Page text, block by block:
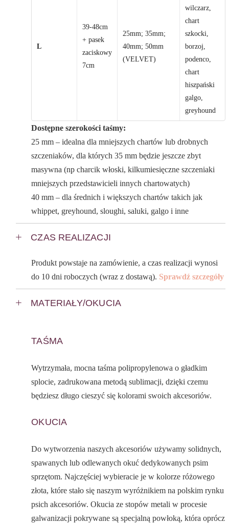
L
39-48cm
+ pasek
zaciskowy
7cm
25mm; 35mm;
40mm; 50mm
(VELVET)
wilczarz,
chart
szkocki,
borzoj,
podenco,
chart
hiszpański
galgo,
greyhound
Dostępne szerokości taśmy:
25 mm – idealna dla mniejszych chartów lub drobnych
szczeniaków, dla których 35 mm będzie jeszcze zbyt
masywna (np charcik włoski, kilkumiesięczne szczeniaki
mniejszych przedstawicieli innych chartowatych)
40 mm – dla średnich i większych chartów takich jak
whippet, greyhound, sloughi, saluki, galgo i inne
CZAS REALIZACJI
Produkt powstaje na zamówienie, a czas realizacji wynosi
do 10 dni roboczych (wraz z dostawą). Sprawdź szczegóły
MATERIAŁY/OKUCIA
TAŚMA
Wytrzymała, mocna taśma polipropylenowa o gładkim
splocie, zadrukowana metodą sublimacji, dzięki czemu
będziesz długo cieszyć się kolorami swoich akcesoriów.
OKUCIA
Do wytworzenia naszych akcesoriów używamy solidnych,
spawanych lub odlewanych okuć dedykowanych psim
sprzętom. Najczęściej wybieracie je w kolorze różowego
złota, które stało się naszym wyróżnikiem na polskim rynku
psich akcesoriów. Okucia ze stopów metali w procesie
galwanizacji pokrywane są specjalną powłoką, która oprócz